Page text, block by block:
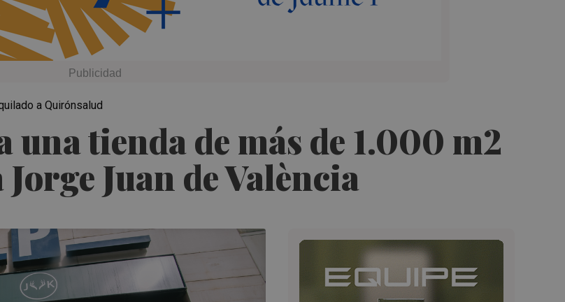
una tienda de más de 1.000 m2
Juan de València
a Quirónsalud